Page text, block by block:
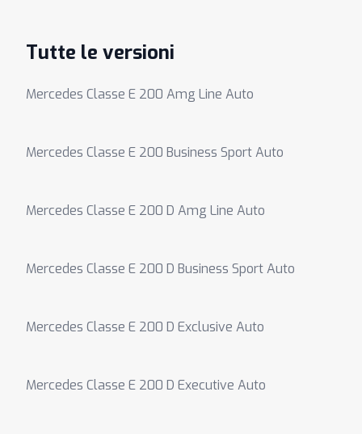
Tutte le versioni
Mercedes Classe E 200 Amg Line Auto
Mercedes Classe E 200 Business Sport Auto
Mercedes Classe E 200 D Amg Line Auto
Mercedes Classe E 200 D Business Sport Auto
Mercedes Classe E 200 D Exclusive Auto
Mercedes Classe E 200 D Executive Auto